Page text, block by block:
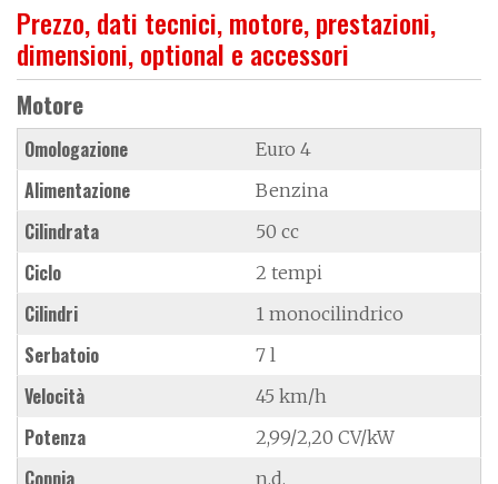
Prezzo, dati tecnici, motore, prestazioni,
dimensioni, optional e accessori
Motore
Omologazione Euro 4
Alimentazione Benzina
Cilindrata 50 cc
Ciclo 2 tempi
Cilindri 1 monocilindrico
Serbatoio 7 l
Velocità 45 km/h
Potenza 2,99/2,20 CV/kW
Coppia n.d.